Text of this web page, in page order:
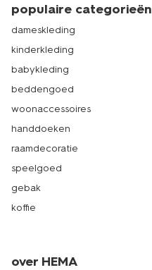
populaire categorieën
dameskleding
kinderkleding
babykleding
beddengoed
woonaccessoires
handdoeken
raamdecoratie
speelgoed
gebak
koffie
over HEMA